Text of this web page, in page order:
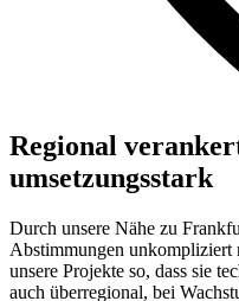
Regional
umsetzungsstark
Durch unsere Nähe zu
Abstimmungen
unsere Projekte so, dass sie
auch überregional, bei